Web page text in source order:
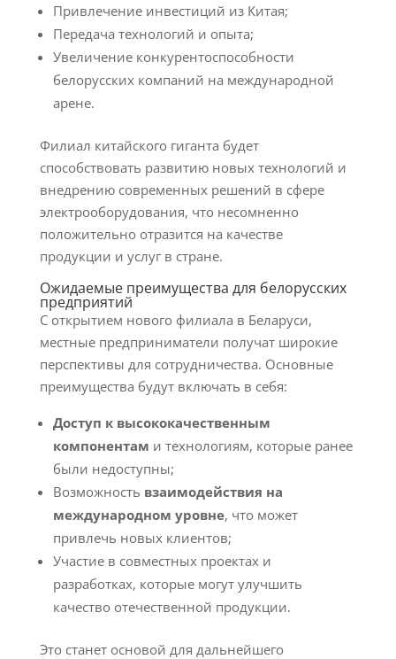
Привлечение инвестиций из Китая;
Передача технологий и опыта;
Увеличение конкурентоспособности
белорусских компаний на международной
арене.
Филиал китайского гиганта будет
способствовать развитию новых технологий и
внедрению современных решений в сфере
электрооборудования, что несомненно
положительно отразится на качестве
продукции и услуг в стране.
Ожидаемые преимущества для белорусских
предприятий
С открытием нового филиала в Беларуси,
местные предприниматели получат широкие
перспективы для сотрудничества. Основные
преимущества будут включать в себя:
Доступ к высококачественным
компонентам и технологиям, которые ранее
были недоступны;
Возможность взаимодействия на
международном уровне, что может
привлечь новых клиентов;
Участие в совместных проектах и
разработках, которые могут улучшить
качество отечественной продукции.
Это станет основой для дальнейшего